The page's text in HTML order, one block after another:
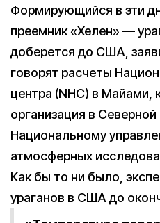
Формирующийся в эти
преемник «Хелен» —
доберется до США,
говорят расчеты
центра (NHC) в Майами,
организация в
Национальному
атмосферных
Как бы то ни было,
ураганов в США до